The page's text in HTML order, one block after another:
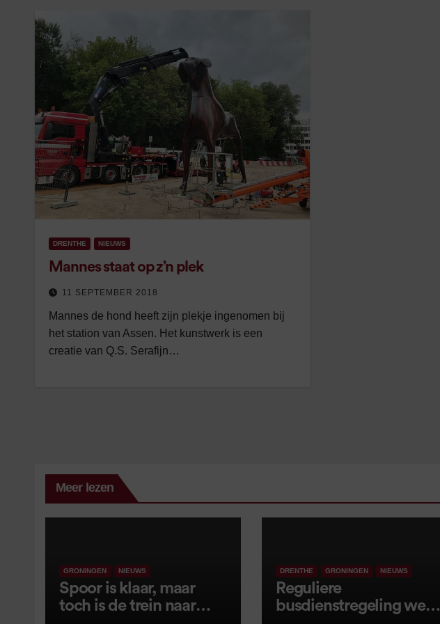
DRENTHE NIEUWS
Mannes staat op z’n plek
11 SEPTEMBER 2018
Mannes de hond heeft zijn plekje ingenomen bij
het station van Assen. Het kunstwerk is een
creatie van Q.S. Serafijn…
Meer lezen
GRONINGEN NIEUWS
Spoor is klaar, maar
toch is de trein naar
DRENTHE GRONINGEN NIEUWS
Reguliere
busdienstregeling weer